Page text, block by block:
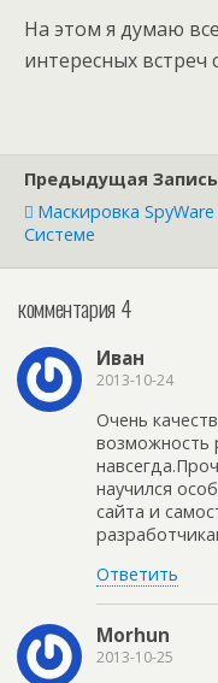
На этом я думаю
интересных встреч
Предыдущая Запись
Маскировка
Системе
комментария 4
Иван
2013-10-24
Очень
возможность
научился
сайта и
Ответить
Morhun
2013-10-25